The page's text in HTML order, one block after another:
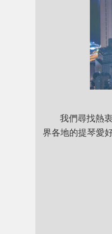
我們尋找熱衷
界各地的提琴愛